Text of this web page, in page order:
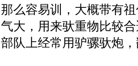
么容易训，大概带有
大，用来驮重物比较
队上经常用驴骡驮炮